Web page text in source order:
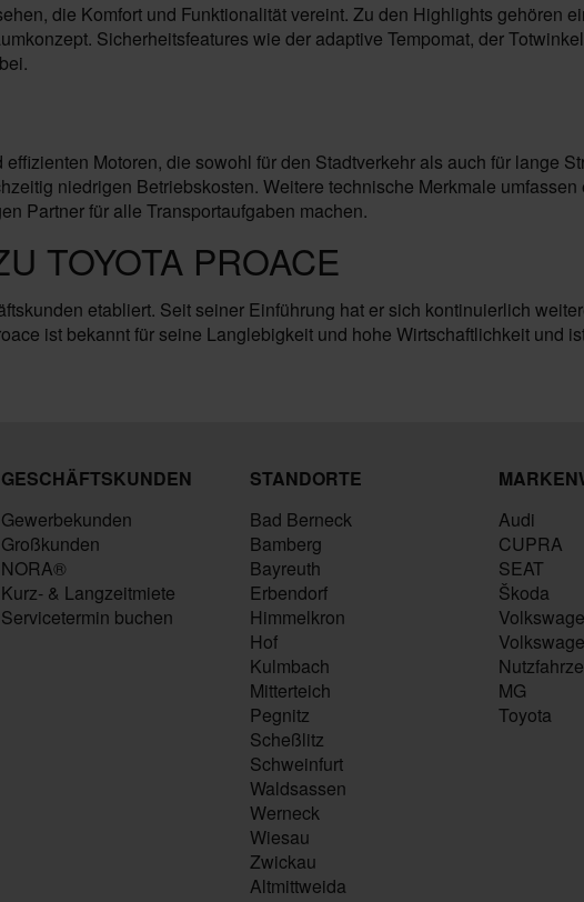
die Komfort und Funktionalität vereint. Zu den Highlights gehören
Sicherheitsfeatures wie der adaptive Tempomat, der
Motoren, die sowohl für den Stadtverkehr als auch für lange
niedrigen Betriebskosten. Weitere technische Merkmale
Partner für alle Transportaufgaben machen.
TOYOTA PROACE
etabliert. Seit seiner Einführung hat er sich kontinuierlich
ist bekannt für seine Langlebigkeit und hohe Wirtschaftlichkeit und
GESCHÄFTSKUNDEN
Gewerbekunden
Großkunden
NORA®
Kurz- & Langzeitmiete
Servicetermin buchen
STANDORTE
Bad Berneck
Bamberg
Bayreuth
Erbendorf
Himmelkron
Hof
Kulmbach
Mitterteich
Pegnitz
Scheßlitz
Schweinfurt
Waldsassen
Werneck
Wiesau
Zwickau
Altmittweida
Audi
CUPRA
SEAT
Škoda
MG
Toyota